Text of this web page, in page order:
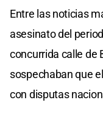
Entre las noticias
asesinato del
concurrida calle de
sospechaban que
con disputas